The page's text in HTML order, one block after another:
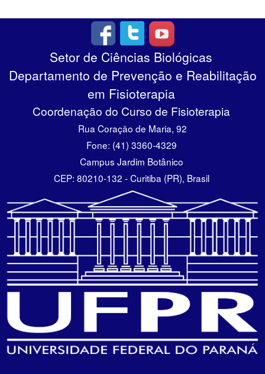
Setor de Ciências Biológicas
Departamento de Prevenção e Reabilitação
em Fisioterapia
Coordenação do Curso de Fisioterapia
Rua Coração de Maria, 92
Fone: (41) 3360-4329
Campus Jardim Botânico
CEP: 80210-132 - Curitiba (PR), Brasil